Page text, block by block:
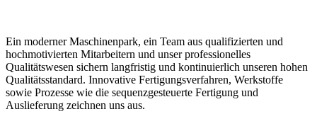
Ein moderner Maschinenpark, ein Team aus qualifizierten und
hochmotivierten Mitarbeitern und unser professionelles
Qualitätswesen sichern langfristig und kontinuierlich unseren hohen
Qualitätsstandard. Innovative Fertigungsverfahren, Werkstoffe
sowie Prozesse wie die sequenzgesteuerte Fertigung und
Auslieferung zeichnen uns aus.